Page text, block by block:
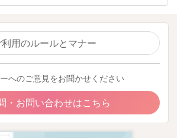
利用のルールとマナー
へのご意見をお聞かせください
・お問い合わせはこちら